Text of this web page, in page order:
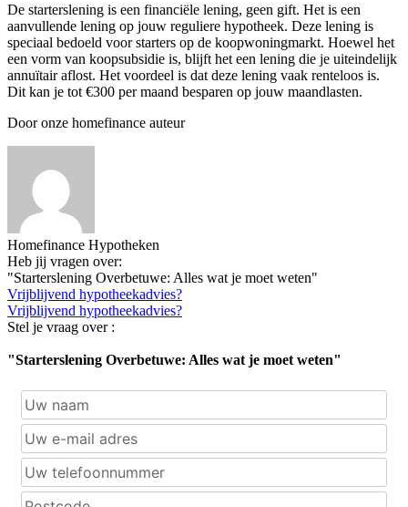
De starterslening is een financiële lening, geen gift. Het is een
aanvullende lening op jouw reguliere hypotheek. Deze lening is
speciaal bedoeld voor starters op de koopwoningmarkt. Hoewel het
een vorm van koopsubsidie is, blijft het een lening die je uiteindelijk
annuïtair aflost. Het voordeel is dat deze lening vaak renteloos is.
Dit kan je tot €300 per maand besparen op jouw maandlasten.
Door onze homefinance auteur
Homefinance Hypotheken
Heb jij vragen over:
"Starterslening Overbetuwe: Alles wat je moet weten"
Vrijblijvend hypotheekadvies?
Vrijblijvend hypotheekadvies?
Stel je vraag over :
"Starterslening Overbetuwe: Alles wat je moet weten"